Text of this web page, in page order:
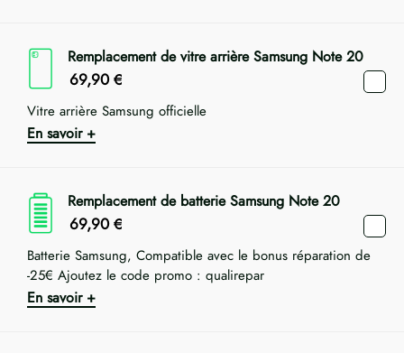
Remplacement de vitre arrière Samsung Note 20
69,90 €
Vitre arrière Samsung officielle
En savoir +
Remplacement de batterie Samsung Note 20
69,90 €
Batterie Samsung, Compatible avec le bonus réparation de
-25€ Ajoutez le code promo : qualirepar
En savoir +